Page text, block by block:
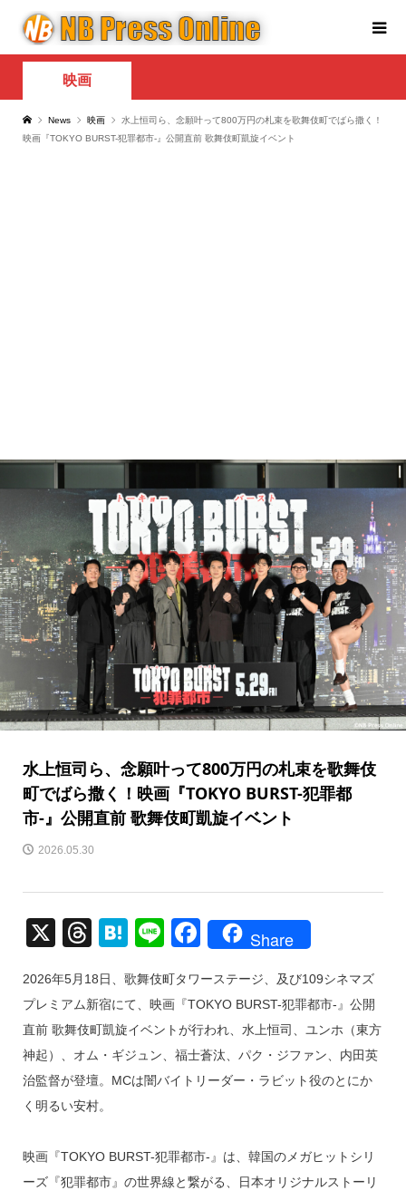
映画
News 映画
水上恒司ら、念願叶って800万円の札束を歌舞伎町でばら撒く！
映画『TOKYO BURST-犯罪都市-』公開直前 歌舞伎町凱旋イベント
水上恒司ら、念願叶って800万円の札束を歌舞伎
町でばら撒く！映画『TOKYO BURST-犯罪都
市-』公開直前 歌舞伎町凱旋イベント
2026.05.30
X
T
e
a
d
s
H
e
n
a
Li
e
F
c
e
b
o
Share
2026年5月18日、歌舞伎町タワーステージ、及び109シネマズ
プレミアム新宿にて、映画『TOKYO BURST-犯罪都市-』公開
直前 歌舞伎町凱旋イベントが行われ、水上恒司、ユンホ（東方
神起）、オム・ギジュン、福士蒼汰、パク・ジファン、内田英
治監督が登壇。MCは闇バイトリーダー・ラビット役のとにか
く明るい安村。
映画『TOKYO BURST-犯罪都市-』は、韓国のメガヒットシリ
ーズ『犯罪都市』の世界線と繋がる、日本オリジナルストーリ